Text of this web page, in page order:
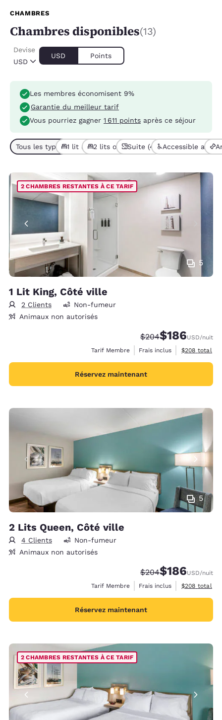
CHAMBRES
Chambres disponibles(13)
USD
Devise
USD Points
Les membres économisent 9%
Garantie du meilleur tarif
Vous pourriez gagner 1 611 points après ce séjour
Tous les types de chambres (13)
1 lit (4) 2 lits ou + (9)Suite (4) Accessible aux
5
2 CHAMBRES RESTANTES À CE TARIF
1 Lit King, Côté ville
2 Clients
Non-fumeur
Animaux non autorisés
Tarif barré :
$204Tarif réduit :
$186USD/nuit
Tarif Membre
Frais inclus Afficher les
$208 total
Réservez maintenant
5
2 Lits Queen, Côté ville
4 Clients
Non-fumeur
Animaux non autorisés
Tarif barré :
$204Tarif réduit :
$186USD/nuit
Tarif Membre
Frais inclus Afficher les
$208 total
Réservez maintenant
2 CHAMBRES RESTANTES À CE TARIF